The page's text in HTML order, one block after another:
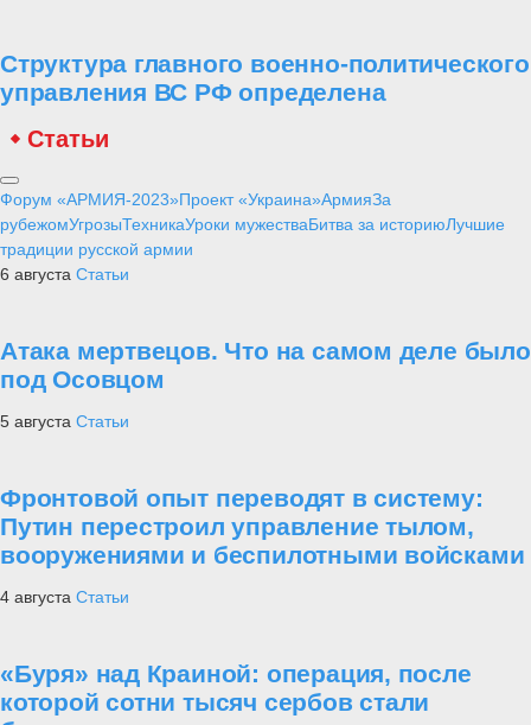
Структура главного военно-политического
управления ВС РФ определена
Статьи
Форум «АРМИЯ-2023»Проект «Украина»АрмияЗа
рубежомУгрозыТехникаУроки мужестваБитва за историюЛучшие
традиции русской армии
6 августа Статьи
Атака мертвецов. Что на самом деле было
под Осовцом
5 августа Статьи
Фронтовой опыт переводят в систему:
Путин перестроил управление тылом,
вооружениями и беспилотными войсками
4 августа Статьи
«Буря» над Краиной: операция, после
которой сотни тысяч сербов стали